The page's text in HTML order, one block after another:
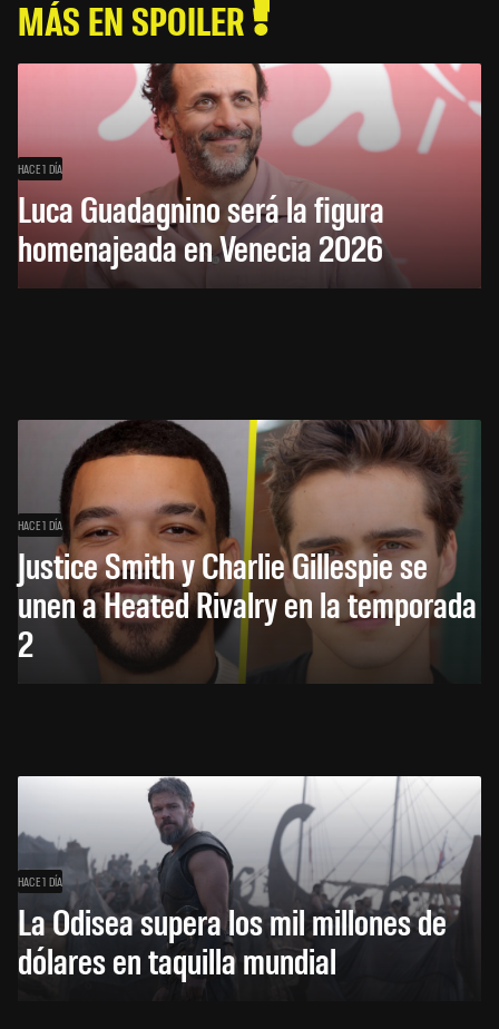
MÁS EN SPOILER
HACE 1 DÍA
Luca Guadagnino será la figura
homenajeada en Venecia 2026
HACE 1 DÍA
Justice Smith y Charlie Gillespie se
unen a Heated Rivalry en la temporada
2
HACE 1 DÍA
La Odisea supera los mil millones de
dólares en taquilla mundial